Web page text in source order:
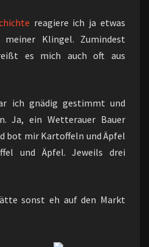
reagiere ich ja etwas
Klingel. Zumindest
es mich auch oft aus
ich gnädig gestimmt und
Ja, ein Wetterauer Bauer
bot mir Kartoffeln und Äpfel
und Äpfel. Jeweils drei
sonst eh auf den Markt